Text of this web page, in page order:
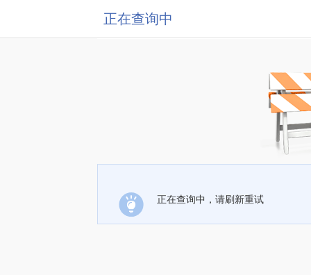
正在查询中
正在查询中，请刷新重试